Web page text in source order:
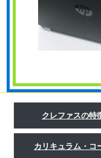
クレファスの特
カリキュラム・コ